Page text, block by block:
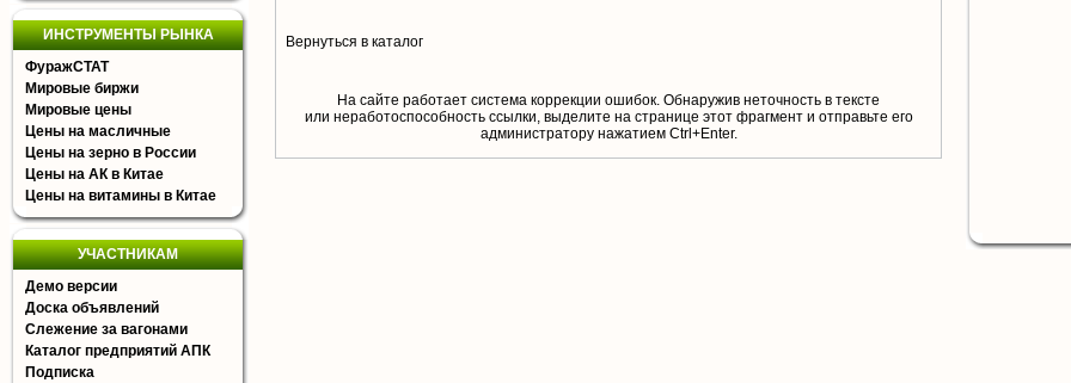
ИНСТРУМЕНТЫ РЫНКА
ФуражСТАТ
Мировые биржи
Мировые цены
Цены на масличные
Цены на зерно в России
Цены на АК в Китае
Цены на витамины в Китае
УЧАСТНИКАМ
Демо версии
Доска объявлений
Слежение за вагонами
Каталог предприятий АПК
Подписка
Вернуться в каталог
На сайте работает система коррекции ошибок. Обнаружив неточность в тексте
или неработоспособность ссылки, выделите на странице этот фрагмент и отправьте его
aдминистратору нажатием Ctrl+Enter.